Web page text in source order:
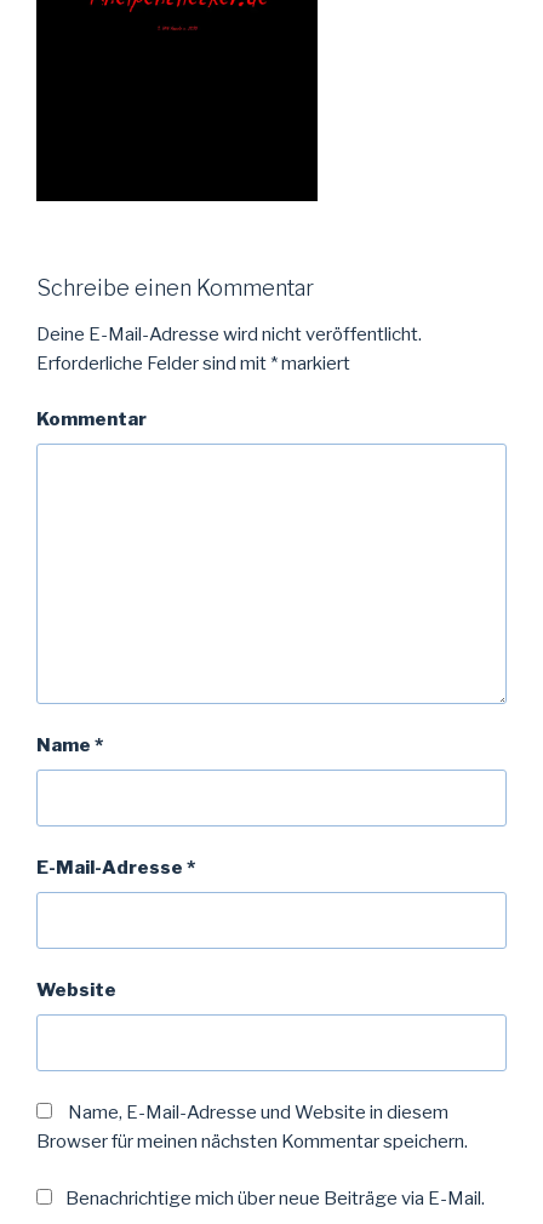
Schreibe einen Kommentar
Deine E-Mail-Adresse wird nicht veröffentlicht.
Erforderliche Felder sind mit *markiert
Kommentar
Name *
E-Mail-Adresse *
Website
Name, E-Mail-Adresse und Website in diesem
Browser für meinen nächsten Kommentar speichern.
Benachrichtige mich über neue Beiträge via E-Mail.